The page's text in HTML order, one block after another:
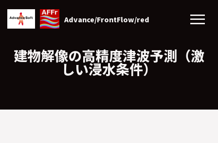
Advance/FrontFlow/red
建物解像の高精度津波予測（激
しい浸水条件）